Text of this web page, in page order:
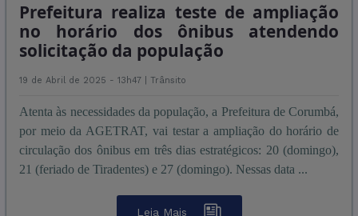
Prefeitura realiza teste de ampliação
no horário dos ônibus atendendo
solicitação da população
19 de Abril de 2025 - 13h47 | Trânsito
Atenta às necessidades da população, a Prefeitura de Corumbá,
por meio da AGETRAT, vai testar a ampliação do horário de
circulação dos ônibus em três dias estratégicos: 20 (domingo),
21 (feriado de Tiradentes) e 27 (domingo). Nessas data ...
Leia Mais